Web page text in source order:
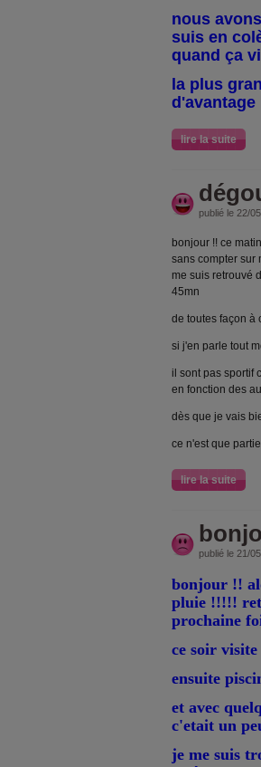
nous
suis en
quand ça
la plus
lire la suite
publié le 22/
bonjour !! ce
sans compter sur
me suis retrouvé
45mn
de toutes façon à
si j'en parle tout
il sont pas sportif
en fonction des
dès que je vais
ce n'est que
lire la suite
publié le 21/
bonjour !!
pluie !!!!!
prochaine
ce soir
ensuite
et avec
c'etait un
je me suis